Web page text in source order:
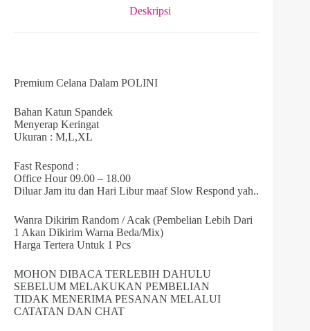
Deskripsi
Premium Celana Dalam POLINI
Bahan Katun Spandek
Menyerap Keringat
Ukuran : M,L,XL
Fast Respond :
Office Hour 09.00 – 18.00
Diluar Jam itu dan Hari Libur maaf Slow Respond yah..
Wanra Dikirim Random / Acak (Pembelian Lebih Dari
1 Akan Dikirim Warna Beda/Mix)
Harga Tertera Untuk 1 Pcs
MOHON DIBACA TERLEBIH DAHULU
SEBELUM MELAKUKAN PEMBELIAN
TIDAK MENERIMA PESANAN MELALUI
CATATAN DAN CHAT